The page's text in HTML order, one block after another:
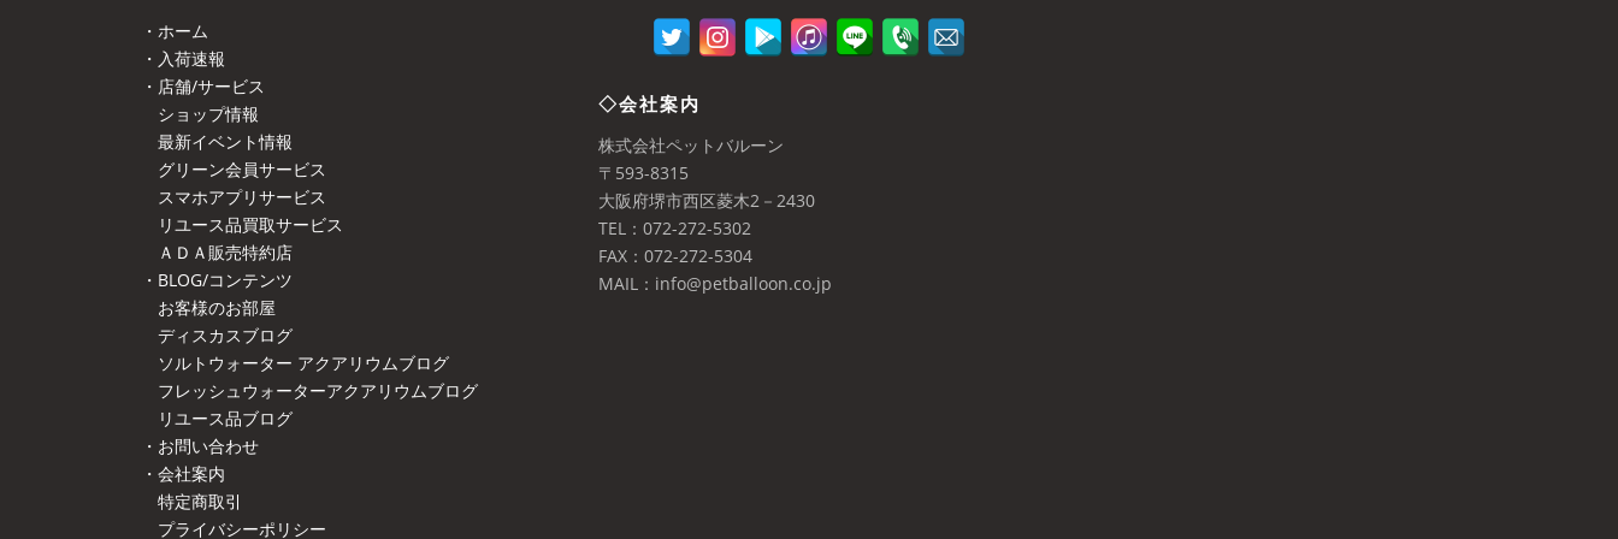
・ホーム
・入荷速報
・店舗/サービス
ショップ情報
最新イベント情報
グリーン会員サービス
スマホアプリサービス
リユース品買取サービス
ＡＤＡ販売特約店
・BLOG/コンテンツ
お客様のお部屋
ディスカスブログ
ソルトウォーター アクアリウムブログ
フレッシュウォーターアクアリウムブログ
リユース品ブログ
・お問い合わせ
・会社案内
特定商取引
プライバシーポリシー
◇会社案内
株式会社ペットバルーン
〒593-8315
大阪府堺市西区菱木2－2430
TEL：072-272-5302
FAX：072-272-5304
MAIL：info@petballoon.co.jp